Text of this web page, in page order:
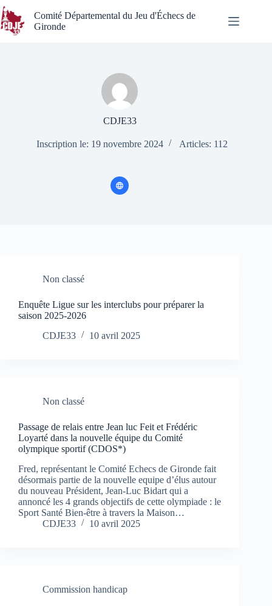
Passer
au
contenu
Comité Départemental du Jeu d'Échecs de
Gironde
CDJE33
Inscription le: 19 novembre 2024 Articles: 112
Non classé
Enquête Ligue sur les interclubs pour préparer la
saison 2025-2026
CDJE33
10 avril 2025
Non classé
Passage de relais entre Jean luc Feit et Frédéric
Loyarté dans la nouvelle équipe du Comité
olympique sportif (CDOS*)
Fred, représentant le Comité Echecs de Gironde fait
désormais partie de la nouvelle equipe d’élus autour
du nouveau Président, Jean-Luc Bidart qui a
annoncé les 4 grands objectifs de cette olympiade : le
Sport Santé Bien-être à travers la Maison…
CDJE33
10 avril 2025
Commission handicap